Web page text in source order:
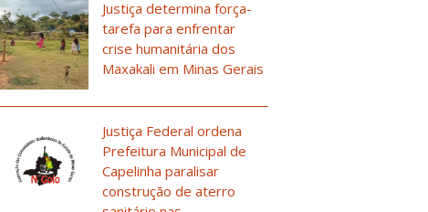
Justiça determina força-
tarefa para enfrentar
crise humanitária dos
Maxakali em Minas Gerais
Justiça Federal ordena
Prefeitura Municipal de
Capelinha paralisar
construção de aterro